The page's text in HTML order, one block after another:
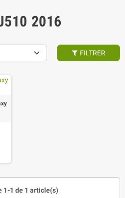
2016
FILTRER
1-1 de 1 article(s)